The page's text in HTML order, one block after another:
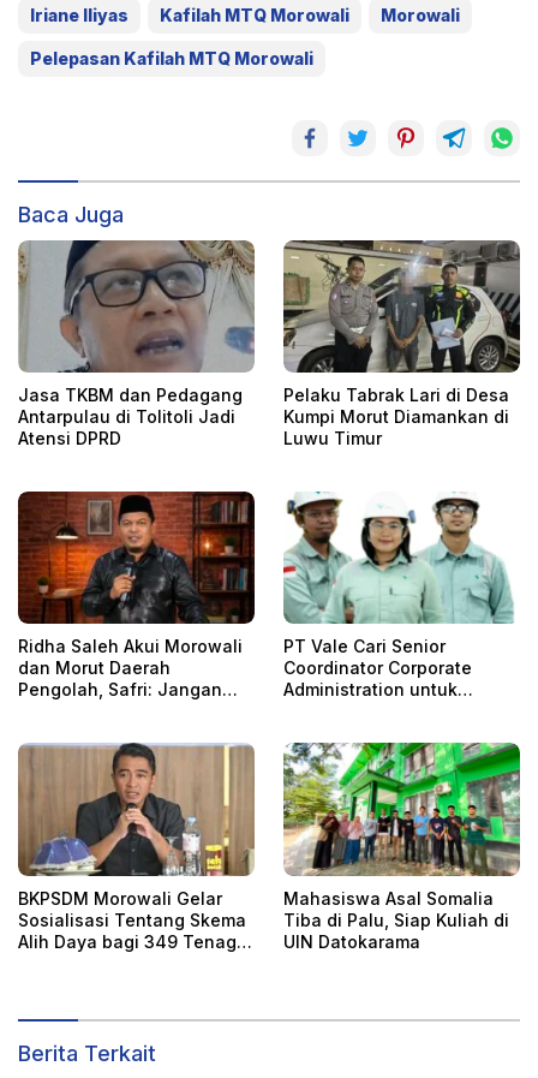
Iriane Iliyas Kafilah MTQ Morowali Morowali
Pelepasan Kafilah MTQ Morowali
Baca Juga
Jasa TKBM dan Pedagang
Antarpulau di Tolitoli Jadi
Atensi DPRD
Pelaku Tabrak Lari di Desa
Kumpi Morut Diamankan di
Luwu Timur
Ridha Saleh Akui Morowali
dan Morut Daerah
Pengolah, Safri: Jangan
PT Vale Cari Senior
Coordinator Corporate
Administration untuk
BKPSDM Morowali Gelar
Sosialisasi Tentang Skema
Alih Daya bagi 349 Tenaga
Mahasiswa Asal Somalia
Tiba di Palu, Siap Kuliah di
UIN Datokarama
Berita Terkait